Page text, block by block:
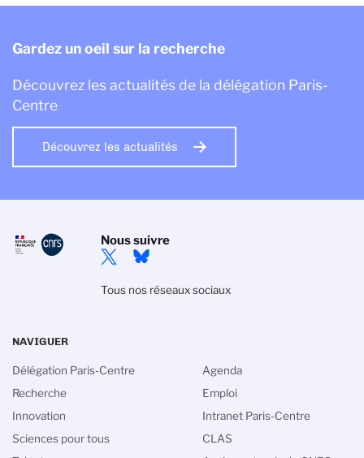
Gardez un oeil sur la recherche
Découvrez les actualités de la délégation Paris-
Centre
Découvrez les actualités
Nous suivre
Tous nos réseaux sociaux
NAVIGUER
Délégation Paris-Centre
Recherche
Innovation
Sciences pour tous
Agenda
Emploi
Intranet Paris-Centre
CLAS